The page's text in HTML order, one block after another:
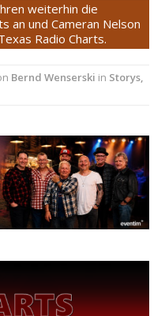
zu den größten Hits
auf unvergessliche
Parton und Riley Green im
weiterhin die
an und Cameran Nelson
Radio Charts.
Bernd Wenserski in Storys,